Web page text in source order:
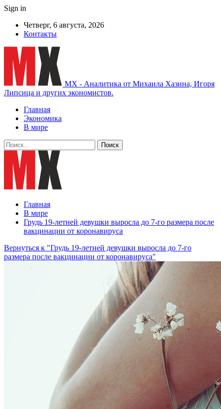
Sign in
Четверг, 6 августа, 2026
Контакты
MX - Аналитика от Михаила Хазина, Игоря
Липсица и других экономистов.
Главная
Экономика
В мире
Главная
В мире
Грудь 19-летней девушки выросла до 7-го размера после
вакцинации от коронавируса
Вернуться к "Грудь 19-летней девушки выросла до 7-го
размера после вакцинации от коронавируса"